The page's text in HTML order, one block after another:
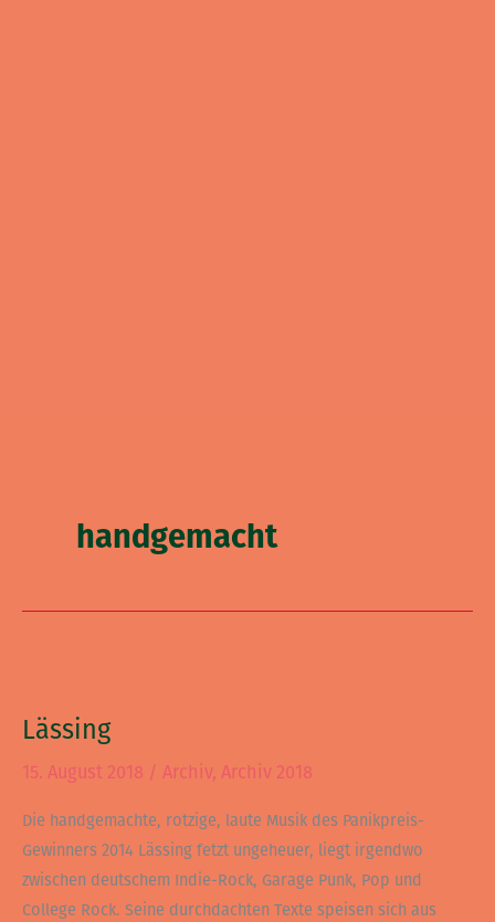
handgemacht
Lässing
15. August 2018 / Archiv, Archiv 2018
Die handgemachte, rotzige, laute Musik des Panikpreis-
Gewinners 2014 Lässing fetzt ungeheuer, liegt irgendwo
zwischen deutschem Indie-Rock, Garage Punk, Pop und
College Rock. Seine durchdachten Texte speisen sich aus